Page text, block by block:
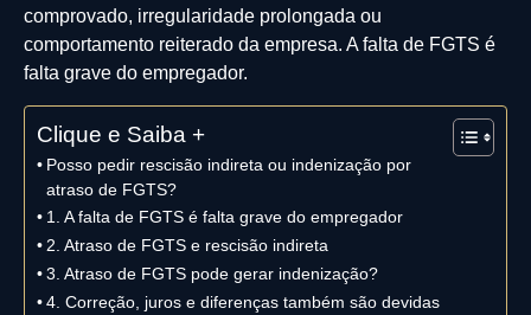
comprovado, irregularidade prolongada ou
comportamento reiterado da empresa. A falta de FGTS é
falta grave do empregador.
Clique e Saiba +
Posso pedir rescisão indireta ou indenização por
atraso de FGTS?
1. A falta de FGTS é falta grave do empregador
2. Atraso de FGTS e rescisão indireta
3. Atraso de FGTS pode gerar indenização?
4. Correção, juros e diferenças também são devidas